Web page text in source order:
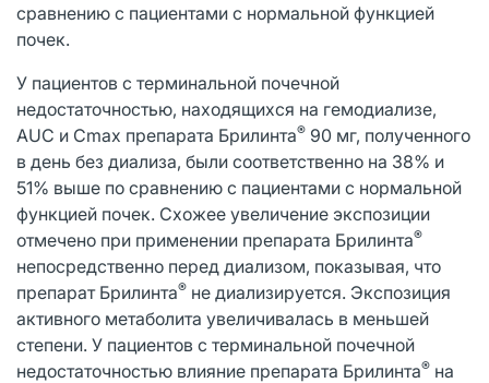
сравнению с пациентами с нормальной функцией
почек.
У пациентов с терминальной почечной
недостаточностью, находящихся на гемодиализе,
AUC и Cmax препарата Брилинта® 90 мг, полученного
в день без диализа, были соответственно на 38% и
51% выше по сравнению с пациентами с нормальной
функцией почек. Схожее увеличение экспозиции
отмечено при применении препарата Брилинта®
непосредственно перед диализом, показывая, что
препарат Брилинта® не диализируется. Экспозиция
активного метаболита увеличивалась в меньшей
степени. У пациентов с терминальной почечной
недостаточностью влияние препарата Брилинта® на